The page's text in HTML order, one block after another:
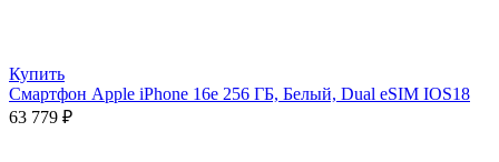
Купить
Смартфон Apple iPhone 16e 256 ГБ, Белый, Dual eSIM IOS18
63 779 ₽